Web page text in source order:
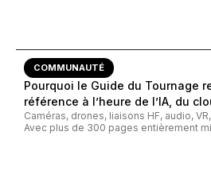
COMMUNAUTÉ
Pourquoi le Guide du Tournage
référence à l’heure de l’IA, du
Caméras, drones, liaisons HF, audio,
Avec plus de 300 pages entièrement